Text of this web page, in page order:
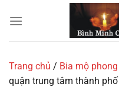
đến
Trang chủ / Bia mộ
quận trung tâm thành